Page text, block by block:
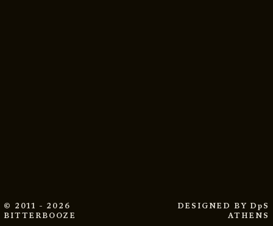
© 2011 - 2026
BITTERBOOZE
DESIGNED BY DpS
ATHENS